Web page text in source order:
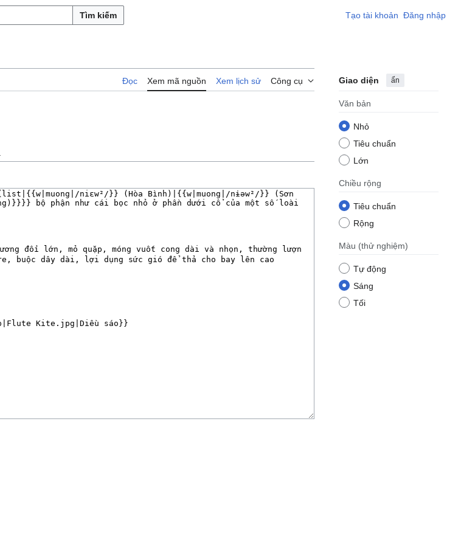
Tìm kiếm Tạo tài khoản Đăng nhập
Đọc Xem mã nguồn Xem lịch sử Công cụ Giao diện ẩn
Văn bản
Nhỏ
Tiêu chuẩn
Lớn
Chiều rộng
Tiêu chuẩn
Rộng
Màu (thử nghiệm)
Tự động
Sáng
Tối